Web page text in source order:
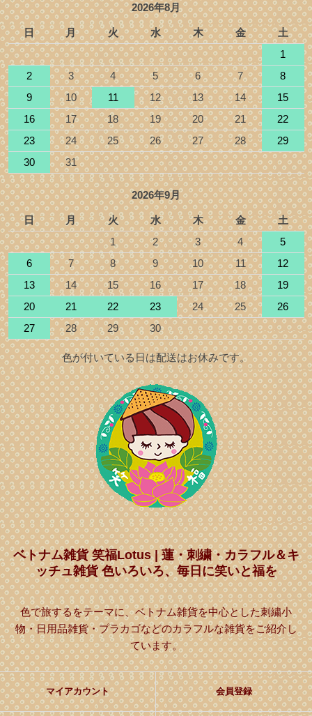
2026年8月
日 月 火 水 木 金
土
1
2
3 4 5 6 7
8
9
10 11 12 13 14
15
16
17 18 19 20 21
22
23
24 25 26 27 28
29
30
31
2026年9月
日 月 火 水 木 金
土
1
2 3 4
5
6
7 8 9 10 11
12
13
14 15 16 17 18
19
20
21 22 23 24 25
26
27
28 29 30
色が付いている日は配送はお休みです。
ベトナム雑貨 笑福Lotus | 蓮・刺繍・カラフル＆キ
ッチュ雑貨 色いろいろ、毎日に笑いと福を
色で旅するをテーマに、ベトナム雑貨を中心とした刺繍小
物・日用品雑貨・プラカゴなどのカラフルな雑貨をご紹介し
ています。
マイアカウント 会員登録